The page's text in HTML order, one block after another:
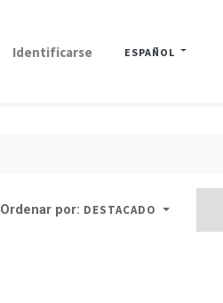
Identificarse ESPAÑOL
Ordenar por: DESTACADO